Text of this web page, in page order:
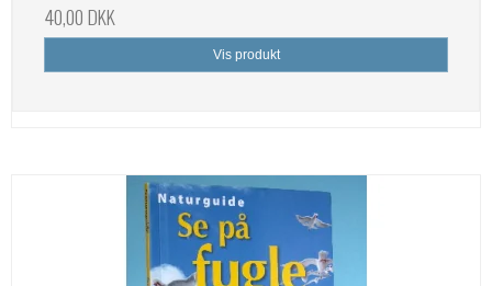
40,00 DKK
Vis produkt